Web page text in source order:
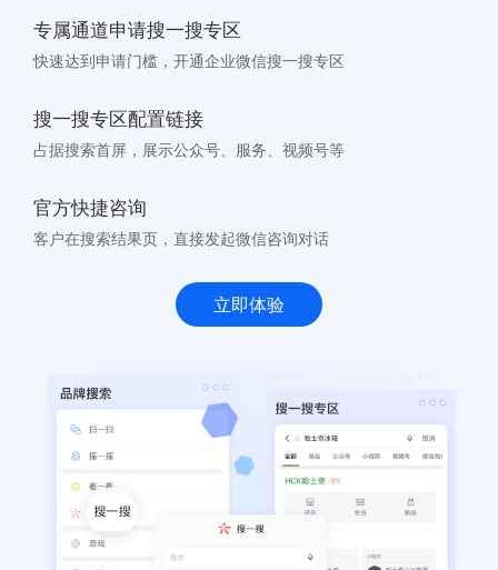
专属通道申请搜一搜专区
快速达到申请门槛，开通企业微信搜一搜专区
搜一搜专区配置链接
占据搜索首屏，展示公众号、服务、视频号等
官方快捷咨询
客户在搜索结果页，直接发起微信咨询对话
立即体验